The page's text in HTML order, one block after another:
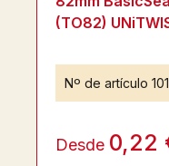
(TO82)
Nº de artículo
Desde 0,22